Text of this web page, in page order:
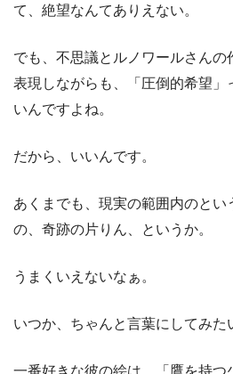
て、絶望なんてありえない。
でも、不思議とルノワールさん
表現しながらも、「圧倒的希望」
いんですよね。
だから、いいんです。
あくまでも、現実の範囲内のとい
の、奇跡の片りん、というか。
うまくいえないなぁ。
いつか、ちゃんと言葉にしてみた
一番好きな彼の絵は、「鷹を持つ